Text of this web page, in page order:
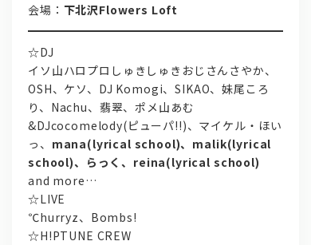
会場： 下北沢Flowers Loft
☆DJ
イソ山ハロプロしゅきしゅきおじさんさやか、
OSH、ケソ、DJ Komogi、SIKAO、妹尾ころ
り、Nachu、翡翠、ポメ山あむ
&DJcocomelody(ピューパ!!)、マイケル・ほい
っ、 mana(lyrical school)、malik(lyrical
school)、らっく、reina(lyrical school)
and more…
☆LIVE
℃hurryz、Bombs!
☆H!PTUNE CREW